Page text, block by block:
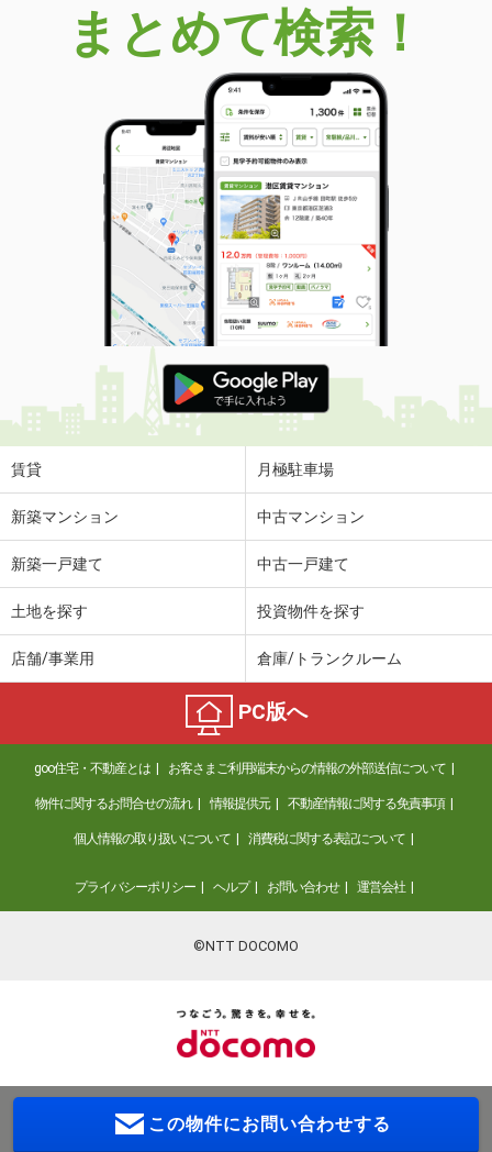
まとめて検索！
賃貸 月極駐車場
新築マンション 中古マンション
新築一戸建て 中古一戸建て
土地を探す 投資物件を探す
店舗/事業用 倉庫/トランクルーム
PC版へ
goo住宅・不動産とは お客さまご利用端末からの情報の外部送信について
物件に関するお問合せの流れ 情報提供元 不動産情報に関する免責事項
個人情報の取り扱いについて 消費税に関する表記について
プライバシーポリシー ヘルプ お問い合わせ 運営会社
©NTT DOCOMO
この物件にお問い合わせする